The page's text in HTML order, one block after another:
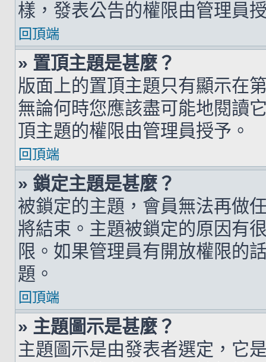
樣，發表公告的權限由管理員
回頂端
» 置頂主題是甚麼？
版面上的置頂主題只有顯示在
無論何時您應該盡可能地閱讀
頂主題的權限由管理員授予。
回頂端
» 鎖定主題是甚麼？
被鎖定的主題，會員無法再做
將結束。主題被鎖定的原因有
限。如果管理員有開放權限的
題。
回頂端
» 主題圖示是甚麼？
主題圖示是由發表者選定，它